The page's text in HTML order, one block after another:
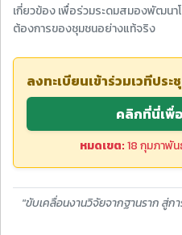
เกี่ยวข้อง เพื่อร่วมระดมสมองพัฒน
ต้องการของชุมชนอย่างแท้จริง
ลงทะเบียนเข้าร่วมเวทีประ
คลิกที่นี่เพื่
หมดเขต:18 กุมภาพั
"ขับเคลื่อนงานวิจัยจากฐานราก สู่